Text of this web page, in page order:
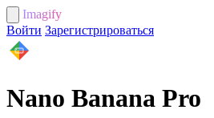
Imagify
Войти Зарегистрироваться
Nano Banana Pro